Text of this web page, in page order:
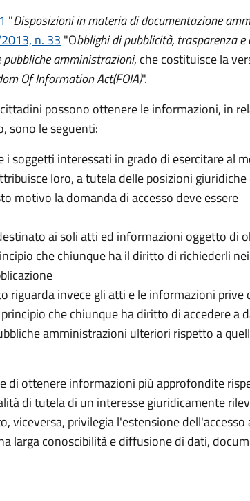
"Disposizioni in materia di documentazione
n. 33 "Obblighi di pubblicità, trasparenza
amministrazioni, che costituisce la
Of Information Act(FOIA)".
possono ottenere le informazioni, in
sono le seguenti:
i soggetti interessati in grado di esercitare al
loro, a tutela delle posizioni
motivo la domanda di accesso deve essere
ai soli atti ed informazioni oggetto di
che chiunque ha il diritto di richiederli
riguarda invece gli atti e le informazioni prive
che chiunque ha diritto di accedere a
amministrazioni ulteriori rispetto a
di ottenere informazioni più approfondite
di tutela di un interesse giuridicamente
viceversa, privilegia l'estensione dell'accesso
larga conoscibilità e diffusione di dati,